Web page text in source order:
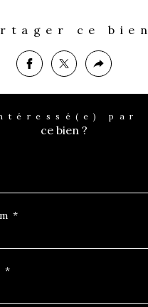
ce bien
par
ce bien ?
*
*